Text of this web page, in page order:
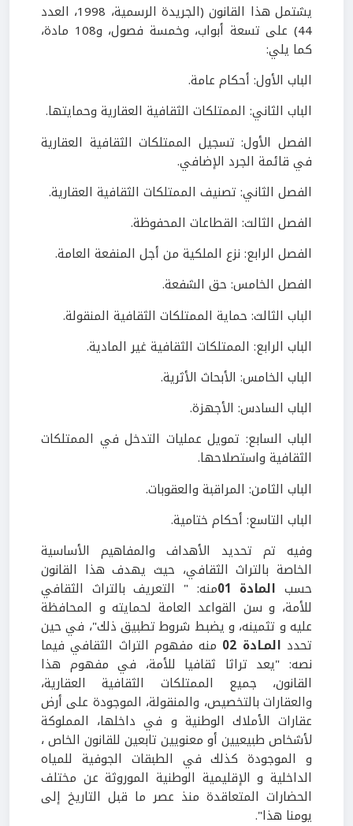
يشتمل هذا القانون (الجريدة الرسمية، 1998، العدد
44) على تسعة أبواب، وخمسة فصول، و108 مادة،
كما يلي:
الباب الأول: أحكام عامة.
الباب الثاني: الممتلكات الثقافية العقارية وحمايتها.
الفصل الأول: تسجيل الممتلكات الثقافية العقارية
في قائمة الجرد الإضافي.
الفصل الثاني: تصنيف الممتلكات الثقافية العقارية.
الفصل الثالث: القطاعات المحفوظة.
الفصل الرابع: نزع الملكية من أجل المنفعة العامة.
الفصل الخامس: حق الشفعة.
الباب الثالث: حماية الممتلكات الثقافية المنقولة.
الباب الرابع: الممتلكات الثقافية غير المادية.
الباب الخامس: الأبحاث الأثرية.
الباب السادس: الأجهزة.
الباب السابع: تمويل عمليات التدخل في الممتلكات
الثقافية واستصلاحها.
الباب الثامن: المراقبة والعقوبات.
الباب التاسع: أحكام ختامية.
وفيه تم تحديد الأهداف والمفاهيم الأساسية
الخاصة بالتراث الثقافي، حيث يهدف هذا القانون
حسب المادة 01منه: " التعريف بالتراث الثقافي
للأمة، و سن القواعد العامة لحمايته و المحافظة
عليه و تثمينه، و يضبط شروط تطبيق ذلك"، في حين
تحدد المـادة 02
منه مفهوم التراث الثقافي فيما
نصه: "يعد تراثا ثقافيا للأمة، في مفهوم هذا
القانون، جميع الممتلكات الثقافية العقارية،
والعقارات بالتخصيص، والمنقولة، الموجودة على أرض
عقارات الأملاك الوطنية و في داخلها، المملوكة
لأشخاص طبيعيين أو معنويين تابعين للقانون الخاص ،
و الموجودة كذلك في الطبقات الجوفية للمياه
الداخلية و الإقليمية الوطنية الموروثة عن مختلف
الحضارات المتعاقدة منذ عصر ما قبل التاريخ إلى
يومنا هذا".